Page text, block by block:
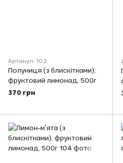
Артикул: 102
Полуниця (з блискітками),
фруктовий лимонад, 500г
370 грн